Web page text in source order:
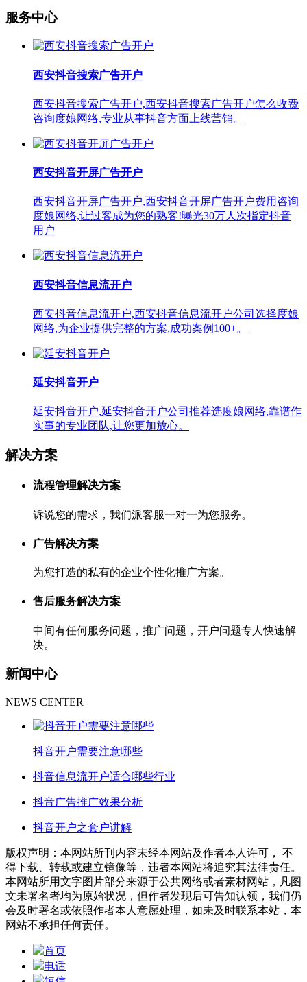
服务中心
西安抖音搜索广告开户
西安抖音搜索广告开户,西安抖音搜索广告开户怎么收费
咨询度娘网络,专业从事抖音方面上线营销。
西安抖音开屏广告开户
西安抖音开屏广告开户,西安抖音开屏广告开户费用咨询
度娘网络,让过客成为您的熟客!曝光30万人次指定抖音
用户
西安抖音信息流开户
西安抖音信息流开户,西安抖音信息流开户公司选择度娘
网络,为企业提供完整的方案,成功案例100+。
延安抖音开户
延安抖音开户,延安抖音开户公司推荐选度娘网络,靠谱作
实事的专业团队,让您更加放心。
解决方案
流程管理解决方案
诉说您的需求，我们派客服一对一为您服务。
广告解决方案
为您打造的私有的企业个性化推广方案。
售后服务解决方案
中间有任何服务问题，推广问题，开户问题专人快速解
决。
新闻中心
NEWS CENTER
抖音开户需要注意哪些
抖音信息流开户适合哪些行业
抖音广告推广效果分析
抖音开户之套户讲解
版权声明：本网站所刊内容未经本网站及作者本人许可， 不
得下载、转载或建立镜像等，违者本网站将追究其法律责任。
本网站所用文字图片部分来源于公共网络或者素材网站，凡图
文未署名者均为原始状况，但作者发现后可告知认领，我们仍
会及时署名或依照作者本人意愿处理，如未及时联系本站，本
网站不承担任何责任。
首页
电话